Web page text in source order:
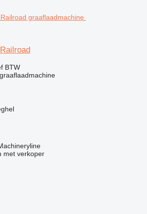
BTW
met verkoper